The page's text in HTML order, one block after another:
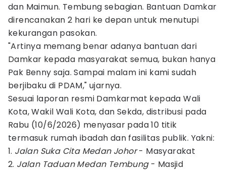
dan Maimun. Tembung sebagian. Bantuan Damkar
direncanakan 2 hari ke depan untuk menutupi
kekurangan pasokan.
"Artinya memang benar adanya bantuan dari
Damkar kepada masyarakat semua, bukan hanya
Pak Benny saja. Sampai malam ini kami sudah
berjibaku di PDAM," ujarnya.
Sesuai laporan resmi Damkarmat kepada Wali
Kota, Wakil Wali Kota, dan Sekda, distribusi pada
Rabu (10/6/2026) menyasar pada 10 titik
termasuk rumah ibadah dan fasilitas publik. Yakni:
1. Jalan Suka Cita Medan Johor- Masyarakat
2. Jalan Taduan Medan Tembung- Masjid